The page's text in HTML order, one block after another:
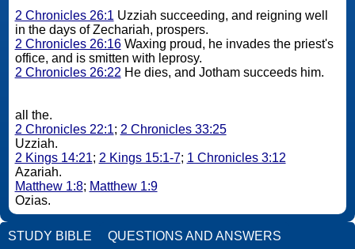
2 Chronicles 26:1 Uzziah succeeding, and reigning well
in the days of Zechariah, prospers.
2 Chronicles 26:16Waxing proud, he invades the priest's
office, and is smitten with leprosy.
2 Chronicles 26:22 He dies, and Jotham succeeds him.
all the.
2 Chronicles 22:1; 2 Chronicles 33:25
Uzziah.
2 Kings 14:21; 2 Kings 15:1-7; 1 Chronicles 3:12
Azariah.
Matthew 1:8; Matthew 1:9
Ozias.
STUDY BIBLE QUESTIONS AND ANSWERS